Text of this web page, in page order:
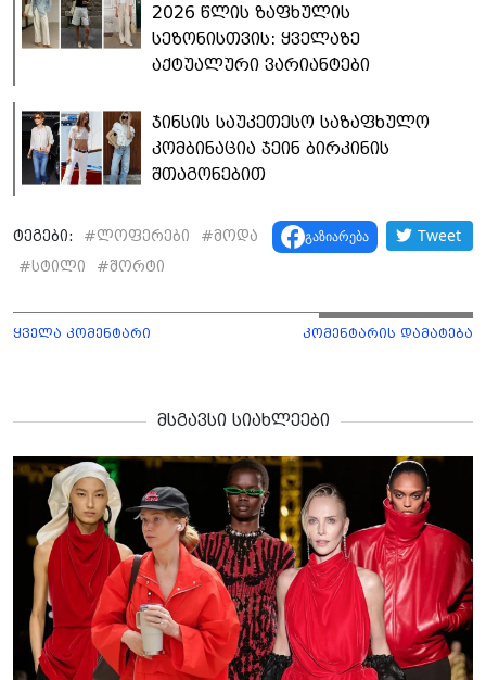
2026 წლის ზაფხულის
სეზონისთვის: ყველაზე
აქტუალური ვარიანტები
ჯინსის საუკეთესო საზაფხულო
კომბინაცია ჯეინ ბირკინის
შთაგონებით
ტეგები: #ლოფერები #მოდა
#სტილი #შორტი
გაზიარება Tweet
ყველა კომენტარი კომენტარის დამატება
მსგავსი სიახლეები